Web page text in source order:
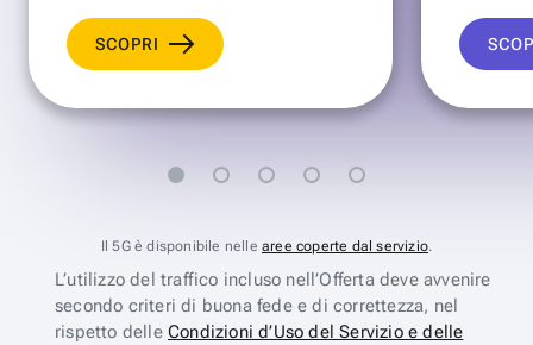
SCOPRI
Il 5G è disponibile nelle aree coperte dal servizio.
L’utilizzo del traffico incluso nell’Offerta deve avvenire
secondo criteri di buona fede e di correttezza, nel
rispetto delle Condizioni d’Uso del Servizio e delle